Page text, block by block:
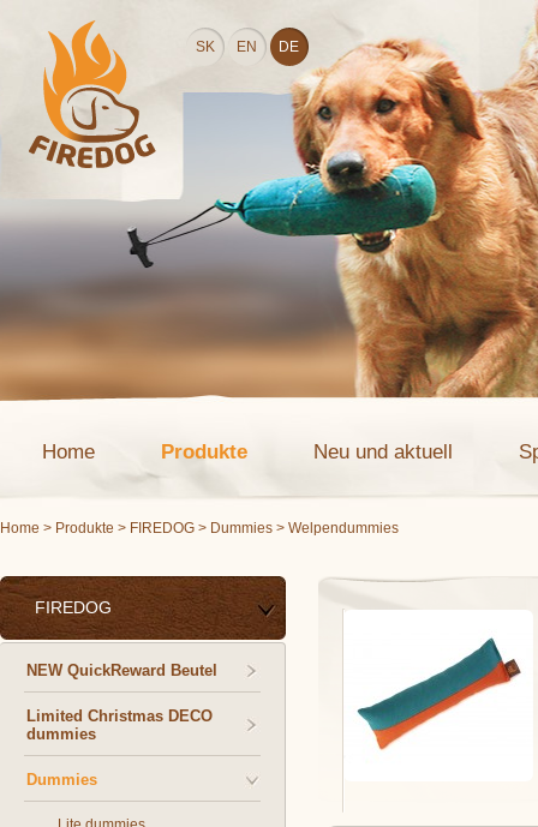
SK EN DE
Home Produkte Neu und aktuell
Home > Produkte > FIREDOG > Dummies > Welpendummies
FIREDOG
NEW QuickReward Beutel
Limited Christmas DECO
dummies
Dummies